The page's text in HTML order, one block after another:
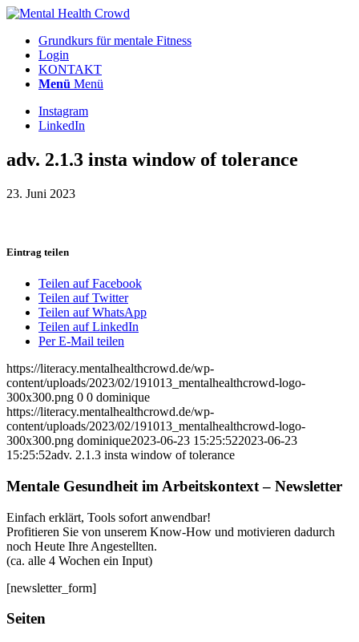
Grundkurs für mentale Fitness
Login
KONTAKT
Menü Menü
Instagram
LinkedIn
adv. 2.1.3 insta window of tolerance
23. Juni 2023
Eintrag teilen
Teilen auf Facebook
Teilen auf Twitter
Teilen auf WhatsApp
Teilen auf LinkedIn
Per E-Mail teilen
https://literacy.mentalhealthcrowd.de/wp-
content/uploads/2023/02/191013_mentalhealthcrowd-logo-
300x300.png 0 0 dominique
https://literacy.mentalhealthcrowd.de/wp-
content/uploads/2023/02/191013_mentalhealthcrowd-logo-
300x300.png dominique2023-06-23 15:25:522023-06-23
15:25:52adv. 2.1.3 insta window of tolerance
Mentale Gesundheit im Arbeitskontext – Newsletter
Einfach erklärt, Tools sofort anwendbar!
Profitieren Sie von unserem Know-How und motivieren dadurch
noch Heute Ihre Angestellten.
(ca. alle 4 Wochen ein Input)
[newsletter_form]
Seiten